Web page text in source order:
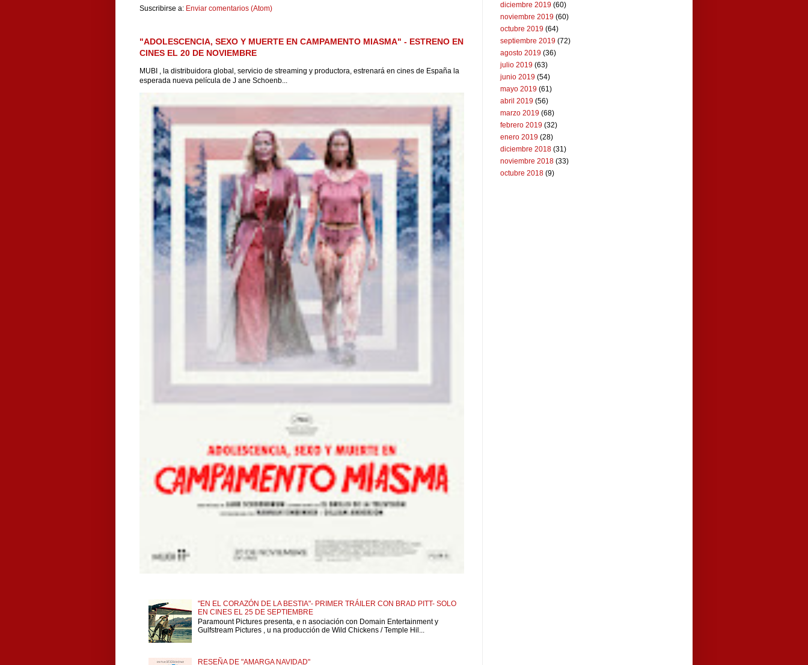
Suscribirse a: Enviar comentarios (Atom)
"ADOLESCENCIA, SEXO Y MUERTE EN CAMPAMENTO MIASMA" - ESTRENO EN
CINES EL 20 DE NOVIEMBRE
MUBI , la distribuidora global, servicio de streaming y productora, estrenará en cines de España la
esperada nueva película de J ane Schoenb...
"EN EL CORAZÓN DE LA BESTIA"- PRIMER TRÁILER CON BRAD PITT- SOLO
EN CINES EL 25 DE SEPTIEMBRE
Paramount Pictures presenta, e n asociación con Domain Entertainment y
Gulfstream Pictures , u na producción de Wild Chickens / Temple Hil...
RESEÑA DE "AMARGA NAVIDAD"
diciembre 2019 (60)
noviembre 2019 (60)
octubre 2019 (64)
septiembre 2019 (72)
agosto 2019 (36)
julio 2019 (63)
junio 2019 (54)
mayo 2019 (61)
abril 2019 (56)
marzo 2019 (68)
febrero 2019 (32)
enero 2019 (28)
diciembre 2018 (31)
noviembre 2018 (33)
octubre 2018 (9)